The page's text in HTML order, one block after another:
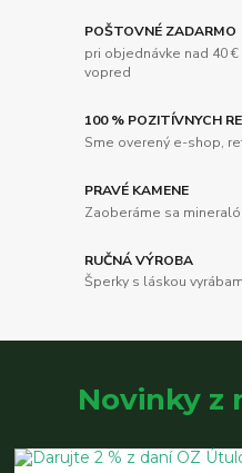
POŠTOVNÉ ZADARMO
pri objednávke nad 40
vopred
100 % POZITÍVNYCH
Sme overený e-shop,
PRAVÉ KAMENE
Zaoberáme sa
RUČNÁ VÝROBA
Šperky s láskou
Novinky z